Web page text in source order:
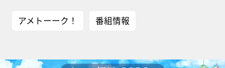
アメトーーク！ 番組情報